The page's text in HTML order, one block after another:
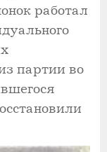
работал
партии во